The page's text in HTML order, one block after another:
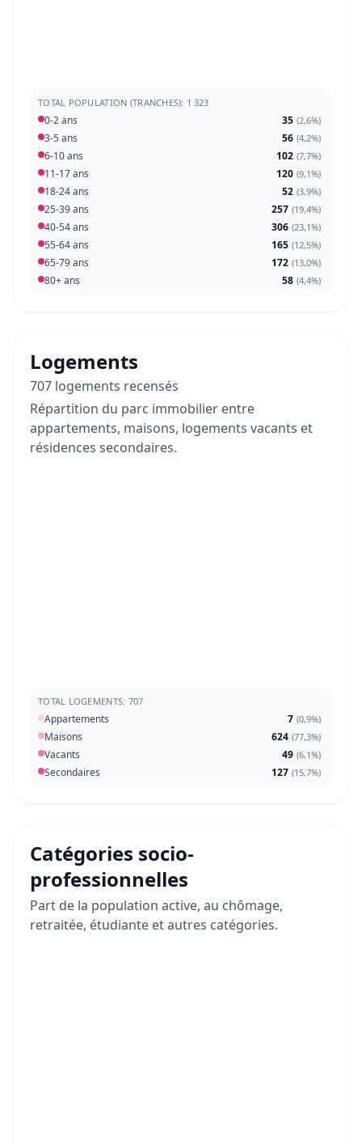
TOTAL POPULATION (TRANCHES): 1 323
0-2 ans 35 (2,6%)
3-5 ans 56 (4,2%)
6-10 ans 102 (7,7%)
11-17 ans 120 (9,1%)
18-24 ans 52 (3,9%)
25-39 ans 257 (19,4%)
40-54 ans 306 (23,1%)
55-64 ans 165 (12,5%)
65-79 ans 172 (13,0%)
80+ ans 58 (4,4%)
Logements
707 logements recensés
Répartition du parc immobilier entre
appartements, maisons, logements vacants et
résidences secondaires.
TOTAL LOGEMENTS: 707
Appartements 7 (0,9%)
Maisons 624 (77,3%)
Vacants 49 (6,1%)
Secondaires 127 (15,7%)
Catégories socio-
professionnelles
Part de la population active, au chômage,
retraitée, étudiante et autres catégories.